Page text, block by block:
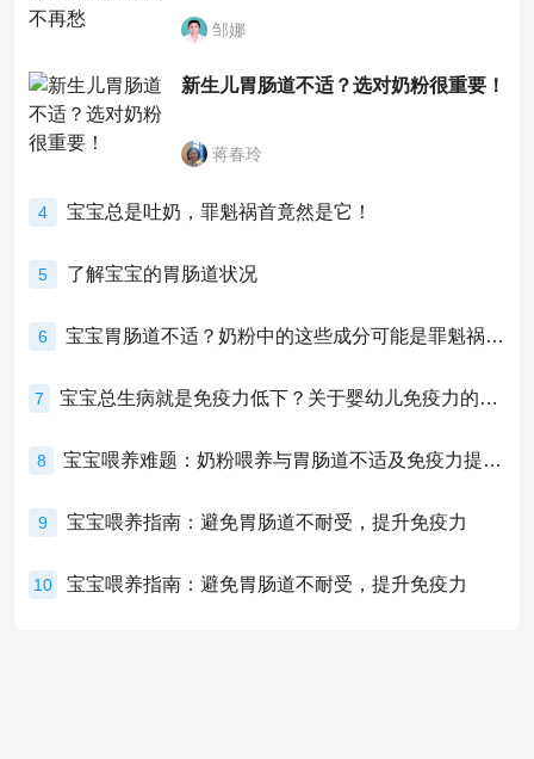
邹娜
新生儿胃肠道不适？选对奶粉很重要！
蒋春玲
4 宝宝总是吐奶，罪魁祸首竟然是它！
5 了解宝宝的胃肠道状况
6 宝宝胃肠道不适？奶粉中的这些成分可能是罪魁祸首！
7 宝宝总生病就是免疫力低下？关于婴幼儿免疫力的真相，家长必须了解！
8 宝宝喂养难题：奶粉喂养与胃肠道不适及免疫力提升的奥秘
9 宝宝喂养指南：避免胃肠道不耐受，提升免疫力
10 宝宝喂养指南：避免胃肠道不耐受，提升免疫力